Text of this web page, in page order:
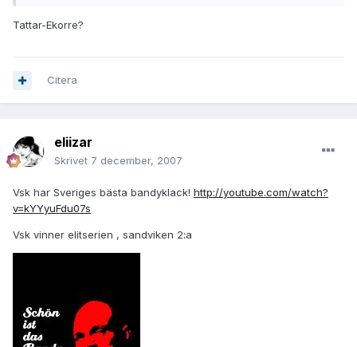
Tattar-Ekorre?
Citera
eliizar
Skrivet 7 december, 2007
Vsk har Sveriges bästa bandyklack! http://youtube.com/watch?
v=kYYyuFdu07s
Vsk vinner elitserien , sandviken 2:a